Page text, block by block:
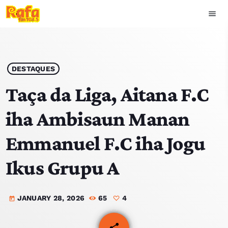
menu
play_arrow OUVIR RAFA
HOME
NOTISIA
EKIPA
TOP 15
DESTAQUES
Taça da Liga, Aitana F.C
iha Ambisaun Manan
Emmanuel F.C iha Jogu
Ikus Grupu A
today JANUARY 28, 2026 65 4